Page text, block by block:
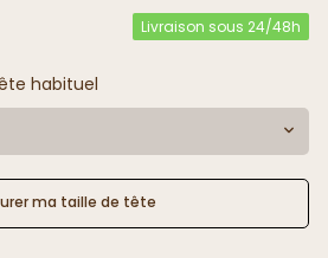
Livraison sous 24/48h
habituel
ma taille de tête